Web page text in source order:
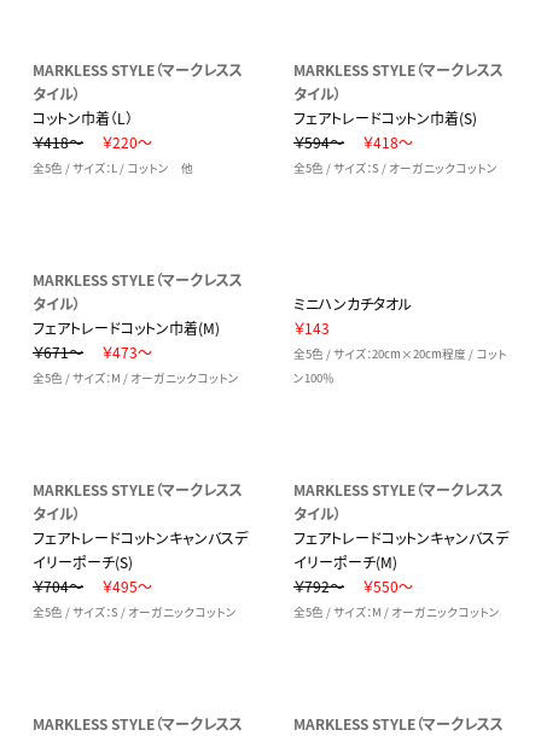
MARKLESS STYLE（マークレスス
タイル）
コットン巾着（L）
￥418～
￥220～
全5色 / サイズ：L / コットン 他
MARKLESS STYLE（マークレスス
タイル）
フェアトレードコットン巾着(S)
￥594～
￥418～
全5色 / サイズ：S / オーガニックコットン
MARKLESS STYLE（マークレスス
タイル）
フェアトレードコットン巾着(M)
￥671～
￥473～
全5色 / サイズ：M / オーガニックコットン
ミニハンカチタオル
￥143
全5色 / サイズ：20cm×20cm程度 / コット
ン100％
MARKLESS STYLE（マークレスス
タイル）
フェアトレードコットンキャンバスデ
イリーポーチ(S)
￥704～
￥495～
全5色 / サイズ：S / オーガニックコットン
MARKLESS STYLE（マークレスス
タイル）
フェアトレードコットンキャンバスデ
イリーポーチ(M)
￥792～
￥550～
全5色 / サイズ：M / オーガニックコットン
MARKLESS STYLE（マークレスス
MARKLESS STYLE（マークレスス